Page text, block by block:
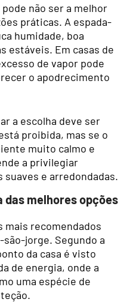
não ser a melhor
práticas. A espada-
humidade, boa
estáveis. Em casas de
de vapor pode
o apodrecimento
a escolha deve ser
proibida, mas se o
muito calmo e
a privilegiar
suaves e arredondadas.
das melhores opções
mais recomendados
jorge. Segundo a
da casa é visto
de energia, onde a
uma espécie de